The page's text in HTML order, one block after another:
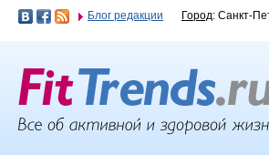
Блог редакции Город: Санкт-